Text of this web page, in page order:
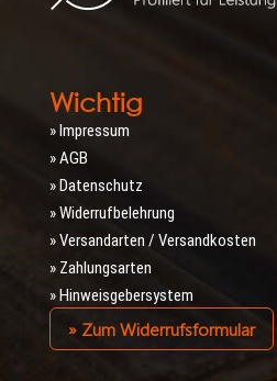
Wichtig
» Impressum
» AGB
» Datenschutz
» Widerrufbelehrung
» Versandarten / Versandkosten
» Zahlungsarten
» Hinweisgebersystem
» Zum Widerrufsformular